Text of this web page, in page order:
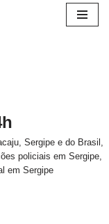
Sergipe e do Brasil,
policiais em Sergipe,
em Sergipe